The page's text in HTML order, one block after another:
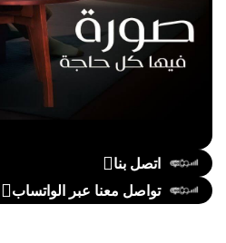
اتصل بنا
تواصل معنا عبر الواتساب